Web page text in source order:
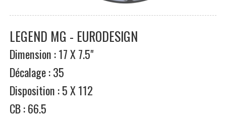
LEGEND MG - EURODESIGN
Dimension : 17 X 7.5"
Décalage : 35
Disposition : 5 X 112
CB : 66.5